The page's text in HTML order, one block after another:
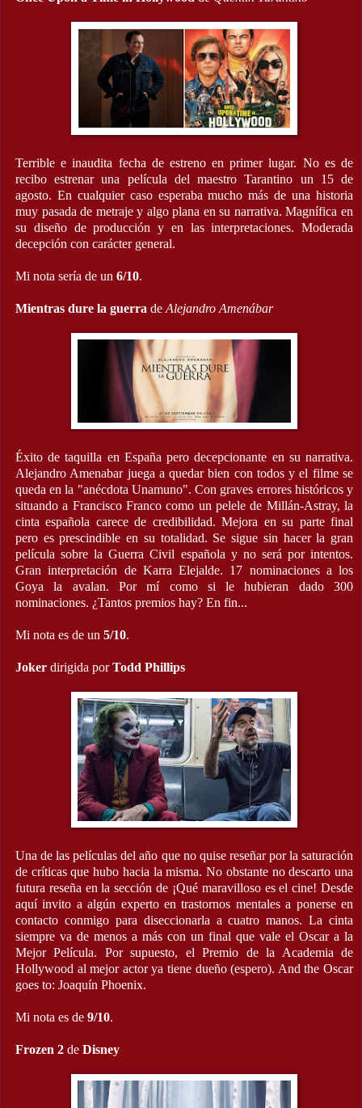
Terrible e inaudita fecha de estreno en primer lugar. No es de
recibo estrenar una película del maestro Tarantino un 15 de
agosto. En cualquier caso esperaba mucho más de una historia
muy pasada de metraje y algo plana en su narrativa. Magnífica en
su diseño de producción y en las interpretaciones. Moderada
decepción con carácter general.
Mi nota sería de un 6/10.
Mientras dure la guerra de Alejandro Amenábar
Éxito de taquilla en España pero decepcionante en su narrativa.
Alejandro Amenabar juega a quedar bien con todos y el filme se
queda en la "anécdota Unamuno". Con graves errores históricos y
situando a Francisco Franco como un pelele de Millán-Astray, la
cinta española carece de credibilidad. Mejora en su parte final
pero es prescindible en su totalidad. Se sigue sin hacer la gran
película sobre la Guerra Civil española y no será por intentos.
Gran interpretación de Karra Elejalde. 17 nominaciones a los
Goya la avalan. Por mí como si le hubieran dado 300
nominaciones. ¿Tantos premios hay? En fin...
Mi nota es de un 5/10.
Joker dirigida porTodd Phillips
Una de las películas del año que no quise reseñar por la saturación
de críticas que hubo hacia la misma. No obstante no descarto una
futura reseña en la sección de ¡Qué maravilloso es el cine! Desde
aquí invito a algún experto en trastornos mentales a ponerse en
contacto conmigo para diseccionarla a cuatro manos. La cinta
siempre va de menos a más con un final que vale el Oscar a la
Mejor Película. Por supuesto, el Premio de la Academia de
Hollywood al mejor actor ya tiene dueño (espero). And the Oscar
goes to: Joaquín Phoenix.
Mi nota es de 9/10.
Frozen 2 de Disney